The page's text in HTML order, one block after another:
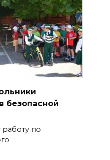
безопасной
по